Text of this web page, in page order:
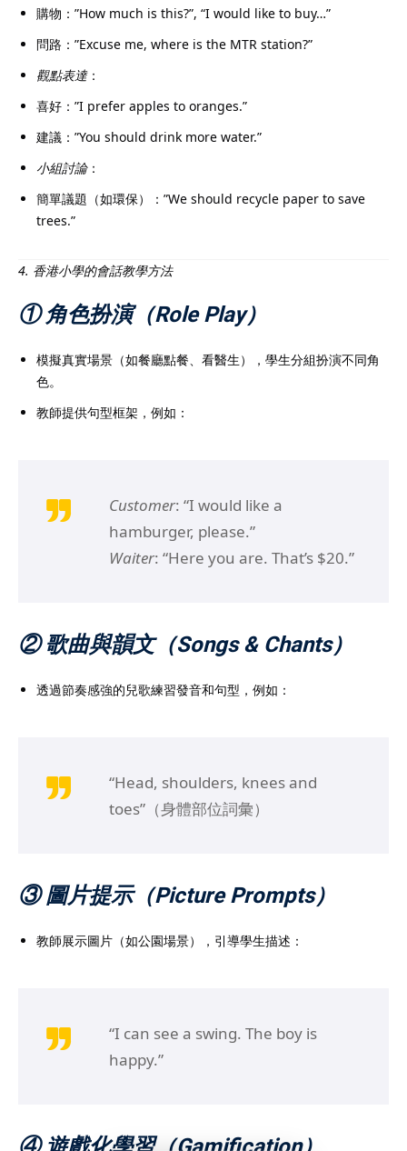
購物：”How much is this?”, “I would like to buy…”
問路：”Excuse me, where is the MTR station?”
觀點表達：
喜好：”I prefer apples to oranges.”
建議：”You should drink more water.”
小組討論：
簡單議題（如環保）：”We should recycle paper to save
trees.”
4. 香港小學的會話教學方法
① 角色扮演（Role Play）
模擬真實場景（如餐廳點餐、看醫生），學生分組扮演不同角
色。
教師提供句型框架，例如：
Customer: “I would like a
hamburger, please.”
Waiter: “Here you are. That’s $20.”
② 歌曲與韻文（Songs & Chants）
透過節奏感強的兒歌練習發音和句型，例如：
“Head, shoulders, knees and
toes”（身體部位詞彙）
③ 圖片提示（Picture Prompts）
教師展示圖片（如公園場景），引導學生描述：
“I can see a swing. The boy is
happy.”